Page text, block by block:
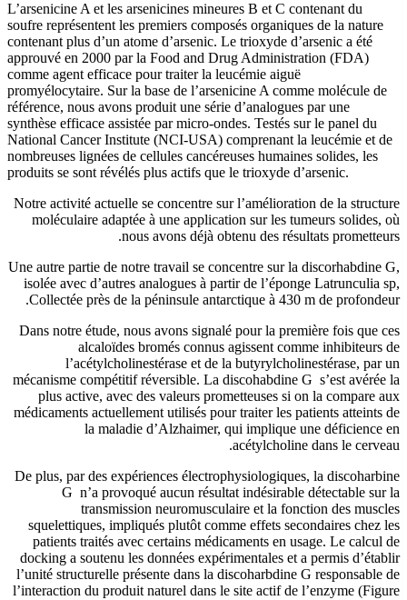
L’arsenicine A et les arsenicines
soufre représentent les premiers
contenant plus d’un atome
approuvé en 2000 par la Food and
comme agent efficace pour traiter la
promyélocytaire. Sur la base de
référence, nous avons produit une
synthèse efficace assistée par
National Cancer Institute (NCI-
nombreuses lignées de cellules
produits se sont révélés plus actifs
Notre activité actuelle se concentre
moléculaire adaptée à une
nous avons déjà
Une autre partie de notre travail se
isolée avec d’autres analogues à
Collectée près de la péninsule
Dans notre étude, nous avons
alcaloïdes bromés
l’acétylcholinestérase et
mécanisme compétitif réversible.
plus active, avec des valeurs
médicaments actuellement utilisés
la maladie
De plus, par des expériences
G n’a provoqué aucun
transmission
squelettiques, impliqués plutôt
patients traités avec certains
docking a soutenu les données
l’unité structurelle présente dans
l’interaction du produit naturel